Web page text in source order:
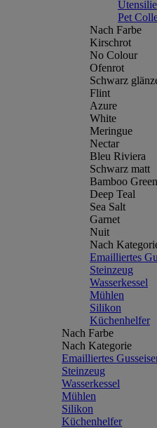
Pet
Nach Farbe
Kirschrot
No Colour
Ofenrot
Schwarz
Flint
Azure
White
Meringue
Nectar
Bleu Riviera
Schwarz matt
Bamboo Green
Deep Teal
Sea Salt
Garnet
Nuit
Nach
Emailliertes
Steinzeug
Wasserkessel
Mühlen
Silikon
Küchenhelfer
Nach Farbe
Nach Kategorie
Emailliertes
Steinzeug
Wasserkessel
Mühlen
Silikon
Küchenhelfer